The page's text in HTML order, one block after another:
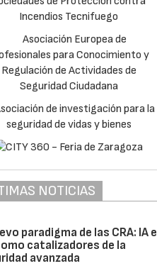
NOTICIAS
paradigma de las CRA: IA e
catalizadores de la
avanzada